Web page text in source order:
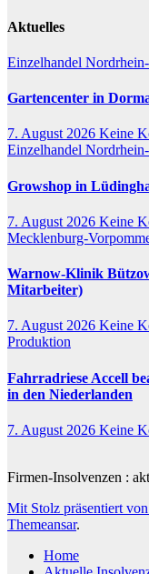
Aktuelles
Einzelhandel
Gartencenter in
7. August 2026 Keine
Einzelhandel
Growshop in
7. August 2026 Keine
Mecklenburg-
Warnow-Klinik
Mitarbeiter)
7. August 2026 Keine
Produktion
Fahrradriese Accell
in den Niederlanden
7. August 2026 Keine
Firmen-Insolvenzen :
Mit Stolz präsentiert
Themeansar.
Home